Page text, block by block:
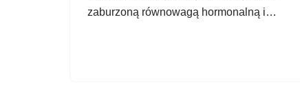
zaburzoną równowagą hormonalną i…